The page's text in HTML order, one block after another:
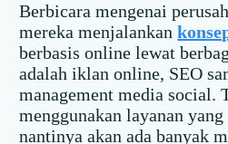
Berbicara mengenai
mereka menjalankan
berbasis online lewat
adalah iklan online, SEO
management media social.
menggunakan layanan
nantinya akan ada banyak